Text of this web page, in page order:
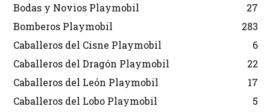
Bodas y Novios Playmobil
27
Bomberos Playmobil
283
Caballeros del Cisne Playmobil
6
Caballeros del Dragón Playmobil
22
Caballeros del León Playmobil
17
Caballeros del Lobo Playmobil
5